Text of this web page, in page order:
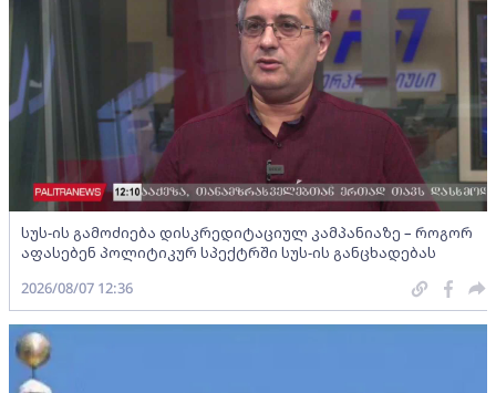
სუს-ის გამოძიება დისკრედიტაციულ კამპანიაზე – როგორ
აფასებენ პოლიტიკურ სპექტრში სუს-ის განცხადებას
2026/08/07 12:36